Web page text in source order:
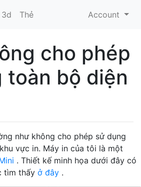
3d Thẻ Account
cho phép
toàn bộ diện
như không cho phép sử dụng
vực in. Máy in của tôi là một
. Thiết kế minh họa dưới đây có
tìm thấy ở đây .